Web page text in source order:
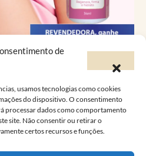
de
usamos tecnologias como cookies
do dispositivo. O consentimento
processar dados como comportamento
site. Não consentir ou retirar o
certos recursos e funções.
Virtual
online do Catálogo
Lucy’s?
pra atender as suas
conheça a linha de